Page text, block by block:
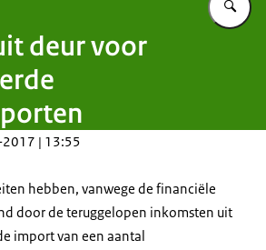
deur voor
| 13:55
hebben, vanwege de financiële
door de teruggelopen inkomsten uit
import van een aantal